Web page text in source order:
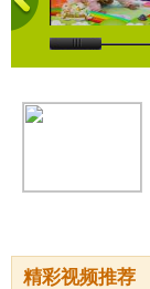
精彩视频推荐